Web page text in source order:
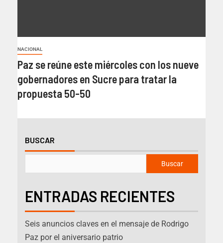
NACIONAL
Paz se reúne este miércoles con los nueve
gobernadores en Sucre para tratar la
propuesta 50-50
BUSCAR
Buscar
ENTRADAS RECIENTES
Seis anuncios claves en el mensaje de Rodrigo
Paz por el aniversario patrio